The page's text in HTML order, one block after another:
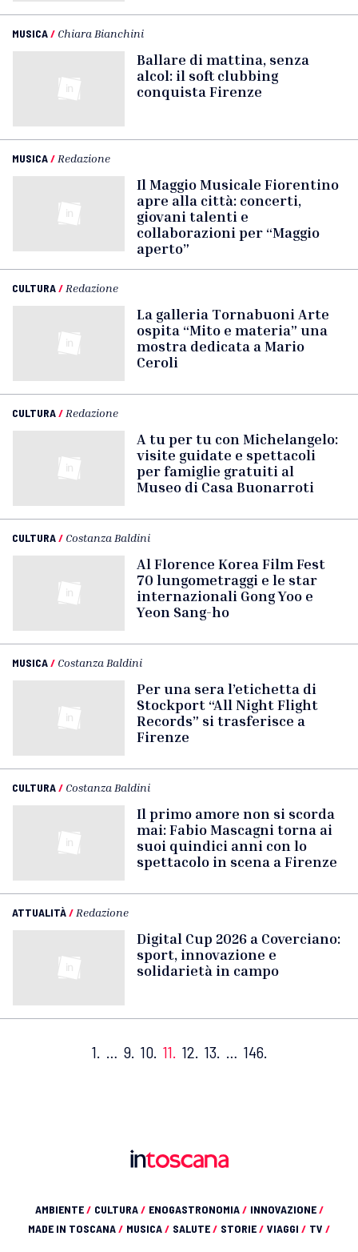
MUSICA/ Chiara Bianchini
Ballare di mattina, senza
alcol: il soft clubbing
conquista Firenze
MUSICA/ Redazione
Il Maggio Musicale Fiorentino
apre alla città: concerti,
giovani talenti e
collaborazioni per “Maggio
aperto”
CULTURA/ Redazione
La galleria Tornabuoni Arte
ospita “Mito e materia” una
mostra dedicata a Mario
Ceroli
CULTURA/ Redazione
A tu per tu con Michelangelo:
visite guidate e spettacoli
per famiglie gratuiti al
Museo di Casa Buonarroti
CULTURA/ Costanza Baldini
Al Florence Korea Film Fest
70 lungometraggi e le star
internazionali Gong Yoo e
Yeon Sang-ho
MUSICA/ Costanza Baldini
Per una sera l’etichetta di
Stockport “All Night Flight
Records” si trasferisce a
Firenze
CULTURA/ Costanza Baldini
Il primo amore non si scorda
mai: Fabio Mascagni torna ai
suoi quindici anni con lo
spettacolo in scena a Firenze
ATTUALITÀ/ Redazione
Digital Cup 2026 a Coverciano:
sport, innovazione e
solidarietà in campo
1. … 9. 10. 11. 12. 13. … 146.
AMBIENTE/ CULTURA/ ENOGASTRONOMIA/ INNOVAZIONE/
MADE IN TOSCANA/ MUSICA/ SALUTE/ STORIE/ VIAGGI / TV /